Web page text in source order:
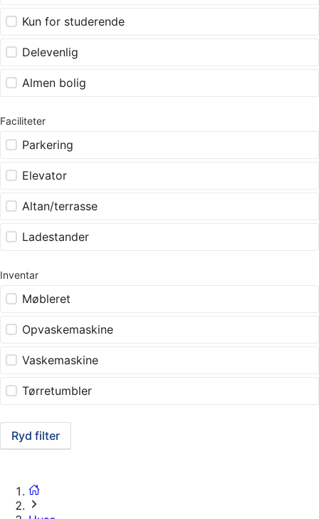
Kun for studerende
Delevenlig
Almen bolig
Faciliteter
Parkering
Elevator
Altan/terrasse
Ladestander
Inventar
Møbleret
Opvaskemaskine
Vaskemaskine
Tørretumbler
Ryd filter